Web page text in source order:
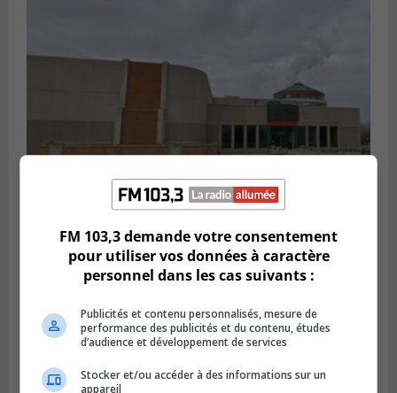
Longueuil conclue un contrat pour
valoriser des cendres d’incinération
FM 103,3 demande votre consentement
pour utiliser vos données à caractère
personnel dans les cas suivants :
Publicités et contenu personnalisés, mesure de
performance des publicités et du contenu, études
d’audience et développement de services
Stocker et/ou accéder à des informations sur un
appareil